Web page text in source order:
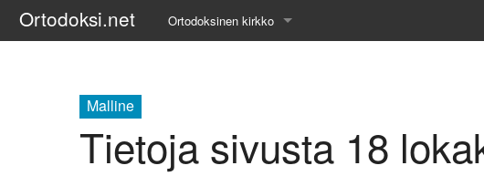
Ortodoksi.net Ortodoksinen kirkko
Opetuspuheet
Malline
Tietoja sivusta 18